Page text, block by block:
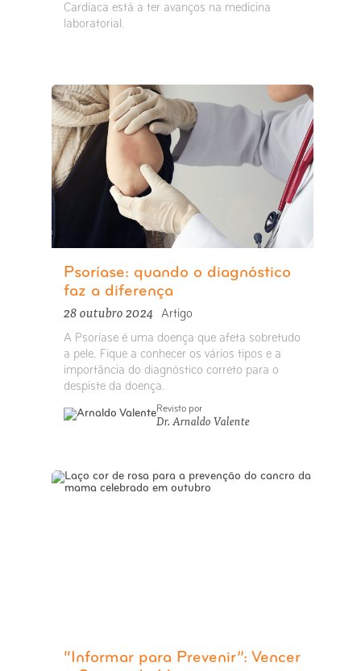
Cardíaca está a ter avanços na medicina
laboratorial.
Psoríase: quando o diagnóstico
faz a diferença
28 outubro 2024
Artigo
A Psoríase é uma doença que afeta sobretudo
a pele. Fique a conhecer os vários tipos e a
importância do diagnóstico correto para o
despiste da doença.
Revisto por
Dr. Arnaldo Valente
“Informar para Prevenir”: Vencer